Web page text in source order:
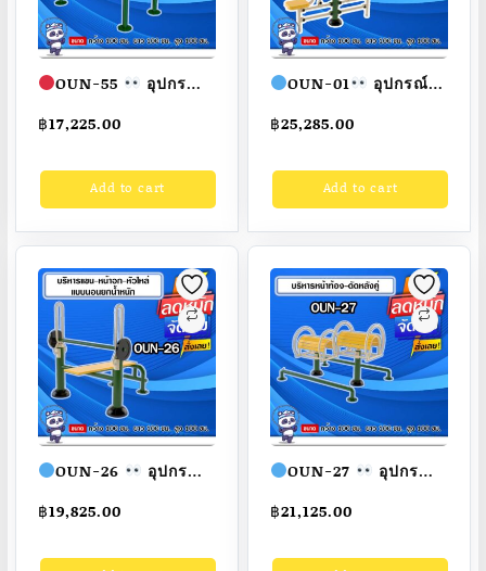
OUN-55
อุปกรณ์
100x100x100cm.
สั่งทำ 7-15 วัน
฿17,225.00
Add to cart
OUN-01
อุปกรณ์
แบบคู่ ขนาด
Fofansendai
ทำสี
฿25,285.00
Add to cart
OUN-26
อุปกรณ์
ไหล่แบบนอนยกน้ำหนัก
฿19,825.00
OUN-27
อุปกรณ์
คู่ ขนาด
฿21,125.00